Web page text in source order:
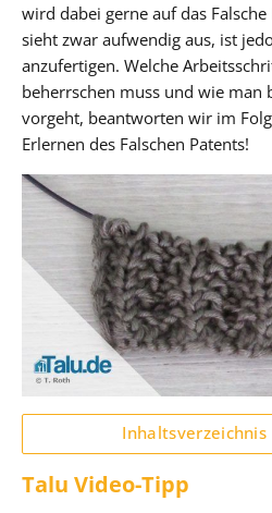
wird dabei gerne auf das
sieht zwar aufwendig aus, ist
anzufertigen. Welche
beherrschen muss und wie man
vorgeht, beantworten wir im
Erlernen des Falschen Patents!
Inhaltsverzeichnis
Talu Video-Tipp